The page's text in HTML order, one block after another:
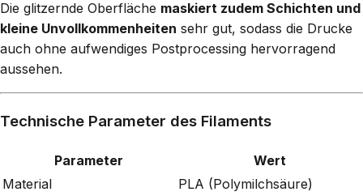
Die glitzernde Oberfläche maskiert zudem Schichten und
kleine Unvollkommenheiten sehr gut, sodass die Drucke
auch ohne aufwendiges Postprocessing hervorragend
aussehen.
Technische Parameter des Filaments
Parameter
Wert
Material
PLA (Polymilchsäure)